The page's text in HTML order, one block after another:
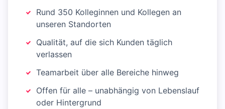
Rund 350 Kolleginnen und Kollegen an
unseren Standorten
Qualität, auf die sich Kunden täglich
verlassen
Teamarbeit über alle Bereiche hinweg
Offen für alle – unabhängig von Lebenslauf
oder Hintergrund